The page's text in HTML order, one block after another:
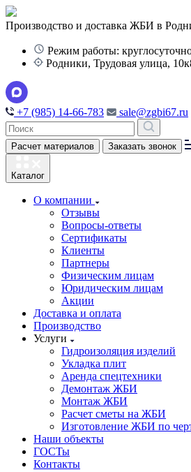
Производство и доставка ЖБИ в
Режим работы:
Родники, Трудовая улица,
+7 (985) 14-66-783 sale@zgbi67.ru
Расчет материалов Заказать звонок
Каталог
О компании
Отзывы
Вопросы-ответы
Сертификаты
Клиенты
Партнеры
Физическим лицам
Юридическим лицам
Акции
Доставка и оплата
Производство
Услуги
Гидроизоляция изделий
Укладка плит
Аренда спецтехники
Демонтаж ЖБИ
Монтаж ЖБИ
Расчет сметы на ЖБИ
Изготовление ЖБИ по
Наши объекты
ГОСТы
Контакты